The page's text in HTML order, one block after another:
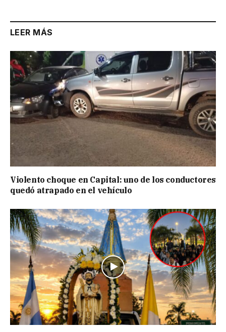
LEER MÁS
Violento choque en Capital: uno de los conductores
quedó atrapado en el vehículo